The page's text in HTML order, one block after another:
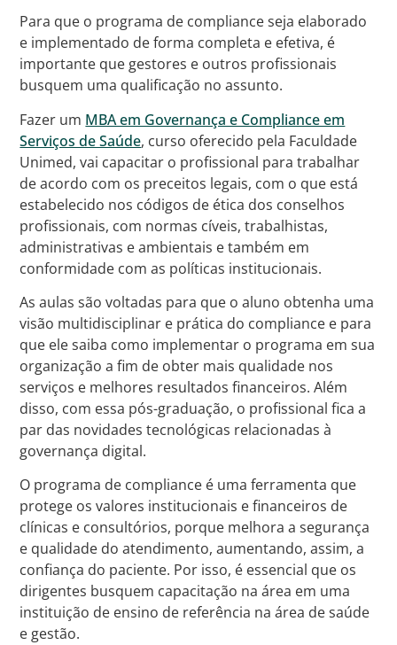
Para que o programa de compliance seja elaborado
e implementado de forma completa e efetiva, é
importante que gestores e outros profissionais
busquem uma qualificação no assunto.
Fazer um MBA em Governança e Compliance em
Serviços de Saúde, curso oferecido pela Faculdade
Unimed, vai capacitar o profissional para trabalhar
de acordo com os preceitos legais, com o que está
estabelecido nos códigos de ética dos conselhos
profissionais, com normas cíveis, trabalhistas,
administrativas e ambientais e também em
conformidade com as políticas institucionais.
As aulas são voltadas para que o aluno obtenha uma
visão multidisciplinar e prática do compliance e para
que ele saiba como implementar o programa em sua
organização a fim de obter mais qualidade nos
serviços e melhores resultados financeiros. Além
disso, com essa pós-graduação, o profissional fica a
par das novidades tecnológicas relacionadas à
governança digital.
O programa de compliance é uma ferramenta que
protege os valores institucionais e financeiros de
clínicas e consultórios, porque melhora a segurança
e qualidade do atendimento, aumentando, assim, a
confiança do paciente. Por isso, é essencial que os
dirigentes busquem capacitação na área em uma
instituição de ensino de referência na área de saúde
e gestão.